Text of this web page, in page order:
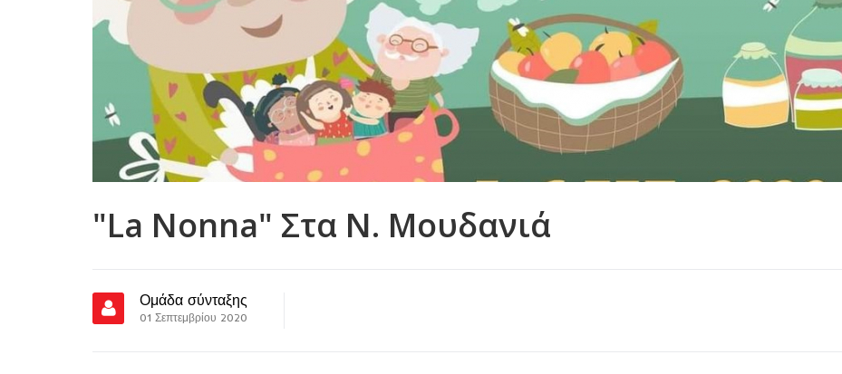
"La Nonna" Στα Ν. Μουδανιά
Ομάδα σύνταξης
01 Σεπτεμβρίου 2020